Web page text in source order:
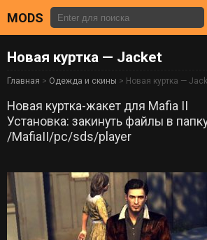
MODS
Новая куртка — Jacket
Главная > Одежда и скины > Новая куртка —
Новая куртка-жакет для Mafia II
Установка: закинуть файлы в
/MafiaII/pc/sds/player